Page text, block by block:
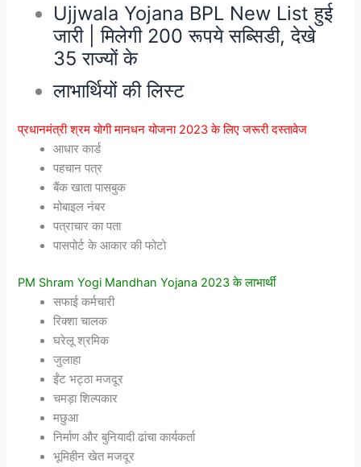
Ujjwala Yojana BPL New List हुई
जारी | मिलेगी 200 रूपये सब्सिडी, देखे
35 राज्यों के
लाभार्थियों की लिस्ट
प्रधानमंत्री श्रम योगी मानधन योजना 2023 के लिए जरूरी दस्तावेज
आधार कार्ड
पहचान पत्र
बैंक खाता पासबुक
मोबाइल नंबर
पत्राचार का पता
पासपोर्ट के आकार की फोटो
PM Shram Yogi Mandhan Yojana 2023 के लाभार्थी
सफाई कर्मचारी
रिक्शा चालक
घरेलू श्रमिक
जुलाहा
ईंट भट्ठा मजदूर
चमड़ा शिल्पकार
मछुआ
निर्माण और बुनियादी ढांचा कार्यकर्ता
भूमिहीन खेत मजदूर